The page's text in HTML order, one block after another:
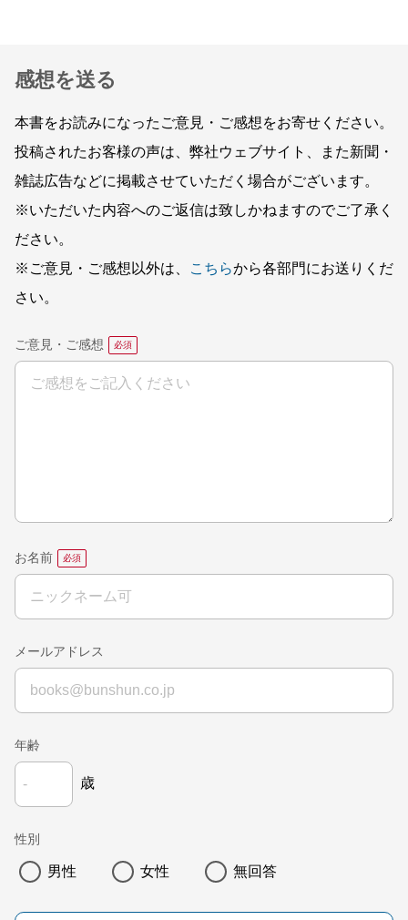
感想を送る
本書をお読みになったご意見・ご感想をお寄せください。
投稿されたお客様の声は、弊社ウェブサイト、また新聞・
雑誌広告などに掲載させていただく場合がございます。
※いただいた内容へのご返信は致しかねますのでご了承く
ださい。
※ご意見・ご感想以外は、
こちらから各部門にお送りくだ
さい。
ご意見・ご感想
お名前
メールアドレス
年齢
歳
性別
男性 女性 無回答